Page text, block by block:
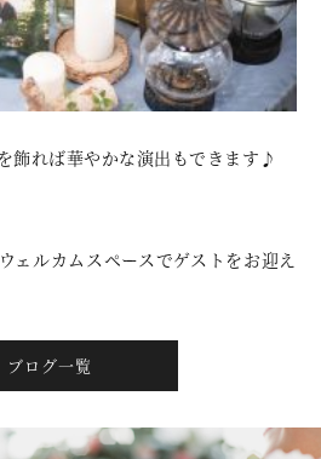
飾れば華やかな演出もできます♪
ェルカムスペースでゲストをお迎え
ブログ一覧